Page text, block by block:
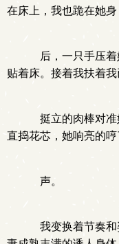
在床上，我也跪在她身
后，一只手压着
贴着床。接着我扶着
挺立的肉棒对准
直捣花芯，她响亮的哼
声。
我变换着节奏和